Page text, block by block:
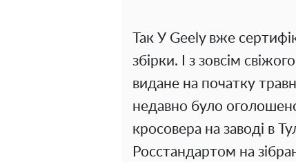
Так У Geely вже
збірки. І з зовсім
видане на початку
недавно було
кросовера на заводі в
Росстандартом на